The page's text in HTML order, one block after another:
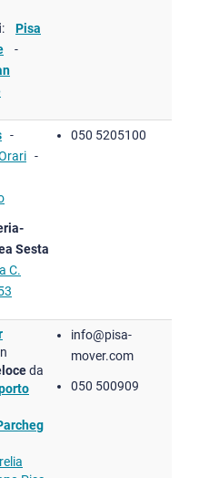
: Pisa
-
-
-
Sesta
C.
050 5205100
da
info@pisa-
mover.com
050 500909